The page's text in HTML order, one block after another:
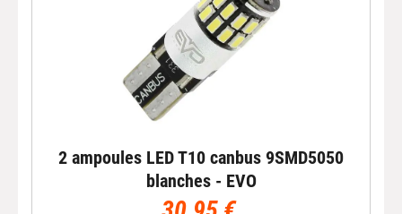
2 ampoules LED T10 canbus 9SMD5050
blanches - EVO